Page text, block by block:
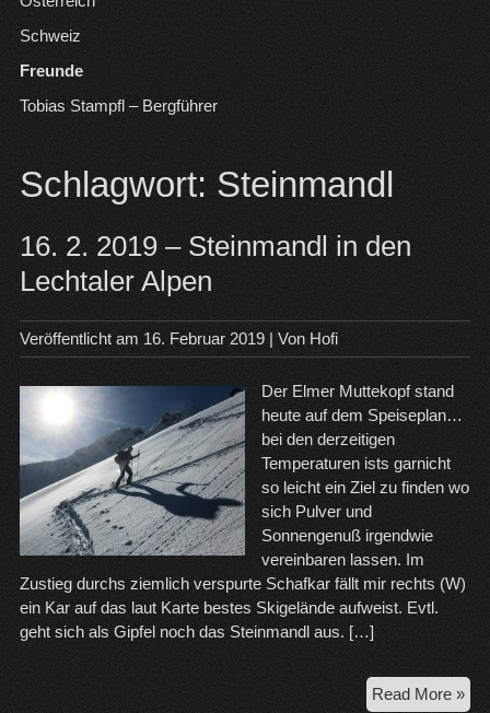
Schweiz
Freunde
Tobias Stampfl – Bergführer
Schlagwort: Steinmandl
16. 2. 2019 – Steinmandl in den
Lechtaler Alpen
Veröffentlicht am 16. Februar 2019| Von Hofi
Der Elmer Muttekopf stand
heute auf dem Speiseplan…
bei den derzeitigen
Temperaturen ists garnicht
so leicht ein Ziel zu finden wo
sich Pulver und
Sonnengenuß irgendwie
vereinbaren lassen. Im
Zustieg durchs ziemlich verspurte Schafkar fällt mir rechts (W)
ein Kar auf das laut Karte bestes Skigelände aufweist. Evtl.
geht sich als Gipfel noch das Steinmandl aus. […]
Read More »16.